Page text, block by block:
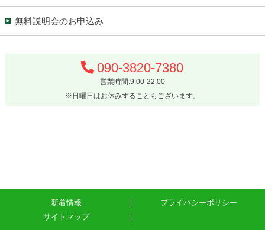
無料説明会のお申込み
090-3820-7380
営業時間:9:00-22:00
※日曜日はお休みすることもございます。
新着情報
プライバシーポリシー
サイトマップ